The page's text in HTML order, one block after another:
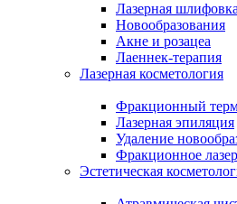
Лазерная
Новообразования
Акне и розацеа
Лаеннек-терапия
Лазерная косметология
Фракционный
Лазерная эпиляция
Удаление
Фракционное
Эстетическая